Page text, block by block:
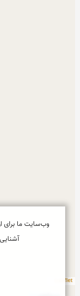
Leaflet
وب‌سایت ما برای